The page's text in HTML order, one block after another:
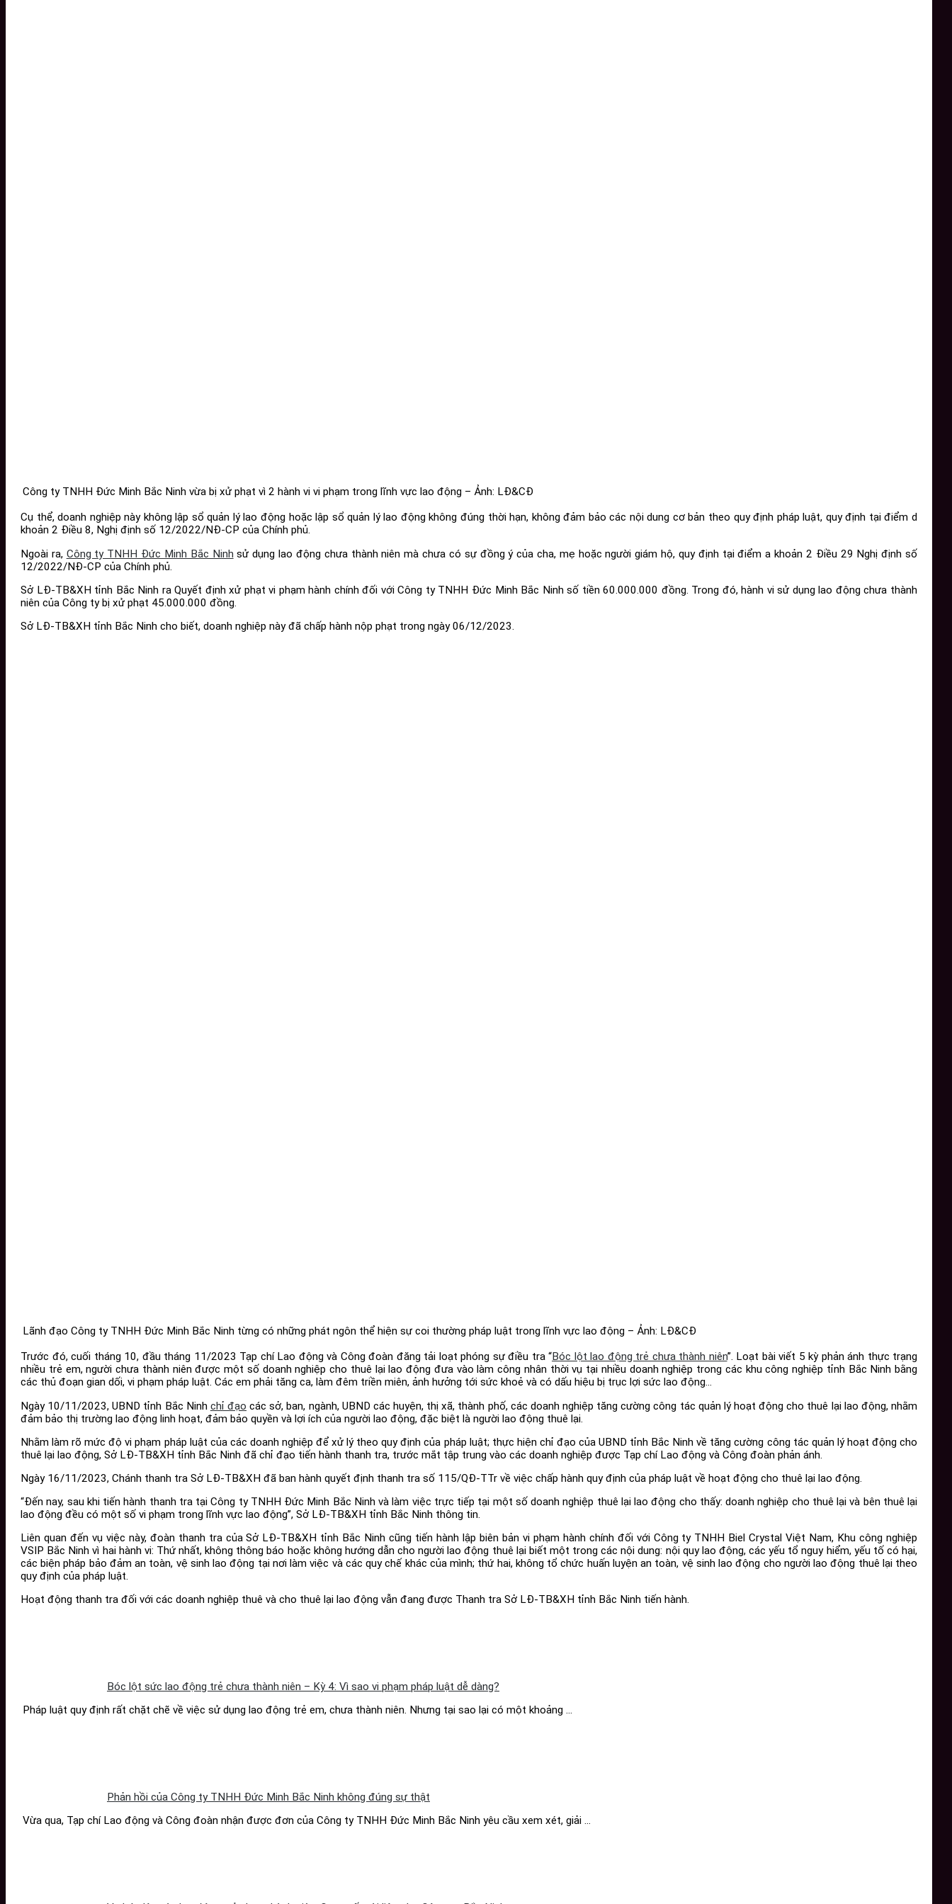
Công ty TNHH Đức Minh Bắc Ninh vừa bị xử phạt vì 2 hành vi vi phạm trong lĩnh vực lao động – Ảnh: LĐ&CĐ
Cụ thể, doanh nghiệp này không lập sổ quản lý lao động hoặc lập sổ quản lý lao động không đúng thời hạn, không đảm bảo các nội dung cơ bản theo quy định pháp luật, quy định tại điểm d
khoản 2 Điều 8, Nghị định số 12/2022/NĐ-CP của Chính phủ.
Ngoài ra, Công ty TNHH Đức Minh Bắc Ninh sử dụng lao động chưa thành niên mà chưa có sự đồng ý của cha, mẹ hoặc người giám hộ, quy định tại điểm a khoản 2 Điều 29 Nghị định số
12/2022/NĐ-CP của Chính phủ.
Sở LĐ-TB&XH tỉnh Bắc Ninh ra Quyết định xử phạt vi phạm hành chính đối với Công ty TNHH Đức Minh Bắc Ninh số tiền 60.000.000 đồng. Trong đó, hành vi sử dụng lao động chưa thành
niên của Công ty bị xử phạt 45.000.000 đồng.
Sở LĐ-TB&XH tỉnh Bắc Ninh cho biết, doanh nghiệp này đã chấp hành nộp phạt trong ngày 06/12/2023.
Lãnh đạo Công ty TNHH Đức Minh Bắc Ninh từng có những phát ngôn thể hiện sự coi thường pháp luật trong lĩnh vực lao động – Ảnh: LĐ&CĐ
Trước đó, cuối tháng 10, đầu tháng 11/2023 Tạp chí Lao động và Công đoàn đăng tải loạt phóng sự điều tra “Bóc lột lao động trẻ chưa thành niên”. Loạt bài viết 5 kỳ phản ánh thực trạng
nhiều trẻ em, người chưa thành niên được một số doanh nghiệp cho thuê lại lao động đưa vào làm công nhân thời vụ tại nhiều doanh nghiệp trong các khu công nghiệp tỉnh Bắc Ninh bằng
các thủ đoạn gian dối, vi phạm pháp luật. Các em phải tăng ca, làm đêm triền miên, ảnh hưởng tới sức khoẻ và có dấu hiệu bị trục lợi sức lao động…
Ngày 10/11/2023, UBND tỉnh Bắc Ninh chỉ đạo các sở, ban, ngành, UBND các huyện, thị xã, thành phố, các doanh nghiệp tăng cường công tác quản lý hoạt động cho thuê lại lao động, nhằm
đảm bảo thị trường lao động linh hoạt, đảm bảo quyền và lợi ích của người lao động, đặc biệt là người lao động thuê lại.
Nhằm làm rõ mức độ vi phạm pháp luật của các doanh nghiệp để xử lý theo quy định của pháp luật; thực hiện chỉ đạo của UBND tỉnh Bắc Ninh về tăng cường công tác quản lý hoạt động cho
thuê lại lao động, Sở LĐ-TB&XH tỉnh Bắc Ninh đã chỉ đạo tiến hành thanh tra, trước mắt tập trung vào các doanh nghiệp được Tạp chí Lao động và Công đoàn phản ánh.
Ngày 16/11/2023, Chánh thanh tra Sở LĐ-TB&XH đã ban hành quyết định thanh tra số 115/QĐ-TTr về việc chấp hành quy định của pháp luật về hoạt động cho thuê lại lao động.
“Đến nay, sau khi tiến hành thanh tra tại Công ty TNHH Đức Minh Bắc Ninh và làm việc trực tiếp tại một số doanh nghiệp thuê lại lao động cho thấy: doanh nghiệp cho thuê lại và bên thuê lại
lao động đều có một số vi phạm trong lĩnh vực lao động”, Sở LĐ-TB&XH tỉnh Bắc Ninh thông tin.
Liên quan đến vụ việc này, đoàn thanh tra của Sở LĐ-TB&XH tỉnh Bắc Ninh cũng tiến hành lập biên bản vi phạm hành chính đối với Công ty TNHH Biel Crystal Việt Nam, Khu công nghiệp
VSIP Bắc Ninh vì hai hành vi: Thứ nhất, không thông báo hoặc không hướng dẫn cho người lao động thuê lại biết một trong các nội dung: nội quy lao động, các yếu tổ nguy hiểm, yếu tố có hại,
các biện pháp bảo đảm an toàn, vệ sinh lao động tại nơi làm việc và các quy chế khác của mình; thứ hai, không tổ chức huấn luyện an toàn, vệ sinh lao động cho người lao động thuê lại theo
quy định của pháp luật.
Hoạt động thanh tra đối với các doanh nghiệp thuê và cho thuê lại lao động vẫn đang được Thanh tra Sở LĐ-TB&XH tỉnh Bắc Ninh tiến hành.
Bóc lột sức lao động trẻ chưa thành niên – Kỳ 4: Vì sao vi phạm pháp luật dễ dàng?
Pháp luật quy định rất chặt chẽ về việc sử dụng lao động trẻ em, chưa thành niên. Nhưng tại sao lại có một khoảng …
Phản hồi của Công ty TNHH Đức Minh Bắc Ninh không đúng sự thật
Vừa qua, Tạp chí Lao động và Công đoàn nhận được đơn của Công ty TNHH Đức Minh Bắc Ninh yêu cầu xem xét, giải …